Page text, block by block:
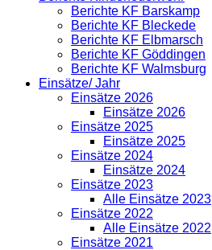
Berichte KF Barskamp
Berichte KF Bleckede
Berichte KF Elbmarsch
Berichte KF Göddingen
Berichte KF Walmsburg
Einsätze/ Jahr
Einsätze 2026
Einsätze 2026
Einsätze 2025
Einsätze 2025
Einsätze 2024
Einsätze 2024
Einsätze 2023
Alle Einsätze 2023
Einsätze 2022
Alle Einsätze 2022
Einsätze 2021